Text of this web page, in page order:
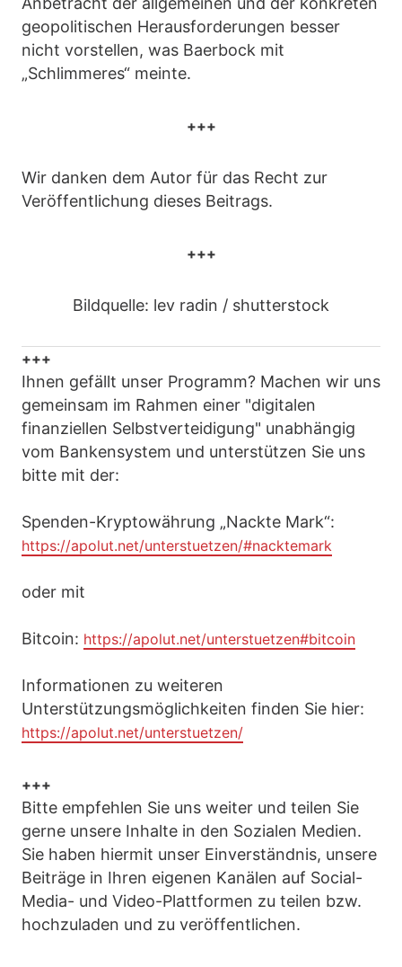
geopolitischen Herausforderungen besser
nicht vorstellen, was Baerbock mit
„Schlimmeres“ meinte.
+++
Wir danken dem Autor für das Recht zur
Veröffentlichung dieses Beitrags.
+++
Bildquelle: lev radin / shutterstock
+++
Ihnen gefällt unser Programm? Machen wir uns
gemeinsam im Rahmen einer "digitalen
finanziellen Selbstverteidigung" unabhängig
vom Bankensystem und unterstützen Sie uns
bitte mit der:
Spenden-Kryptowährung „Nackte Mark“:
https://apolut.net/unterstuetzen/#nacktemark
oder mit
Bitcoin: https://apolut.net/unterstuetzen#bitcoin
Informationen zu weiteren
Unterstützungsmöglichkeiten finden Sie hier:
https://apolut.net/unterstuetzen/
+++
Bitte empfehlen Sie uns weiter und teilen Sie
gerne unsere Inhalte in den Sozialen Medien.
Sie haben hiermit unser Einverständnis, unsere
Beiträge in Ihren eigenen Kanälen auf Social-
Media- und Video-Plattformen zu teilen bzw.
hochzuladen und zu veröffentlichen.